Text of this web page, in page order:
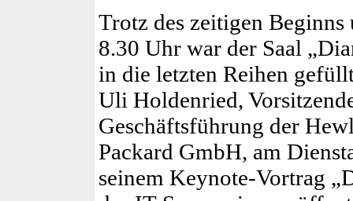
Trotz des zeitigen Beginns
8.30 Uhr war der Saal
in die letzten Reihen
Uli Holdenried,
Geschäftsführung der
Packard GmbH, am
seinem Keynote-Vortrag